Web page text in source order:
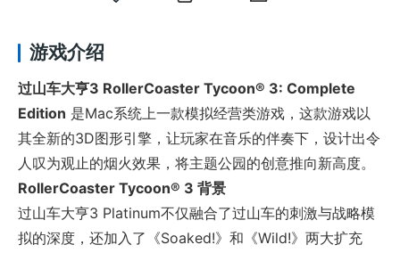
游戏介绍
过山车大亨3 RollerCoaster Tycoon® 3: Complete
Edition 是Mac系统上一款模拟经营类游戏，这款游戏以
其全新的3D图形引擎，让玩家在音乐的伴奏下，设计出令
人叹为观止的烟火效果，将主题公园的创意推向新高度。
RollerCoaster Tycoon® 3 背景
过山车大亨3 Platinum不仅融合了过山车的刺激与战略模
拟的深度，还加入了《Soaked!》和《Wild!》两大扩充